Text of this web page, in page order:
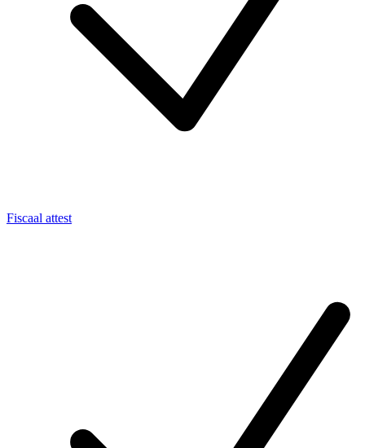
Fiscaal attest